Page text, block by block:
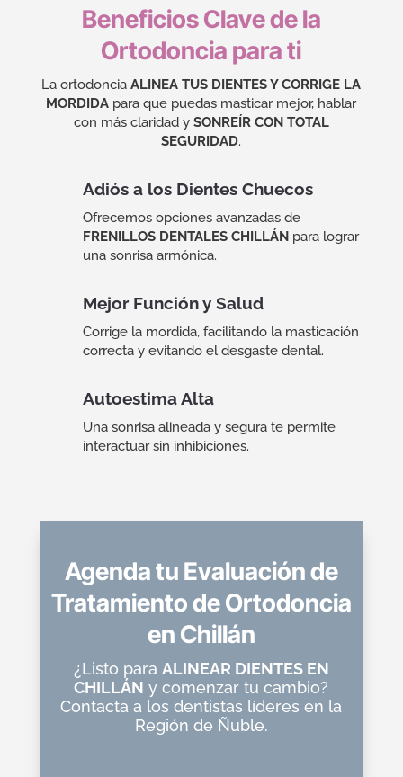
Beneficios Clave de la
Ortodoncia para ti
La ortodonciaALINEA TUS DIENTES Y CORRIGE LA
MORDIDA para que puedas masticar mejor, hablar
con más claridad y SONREÍR CON TOTAL
SEGURIDAD.
Adiós a los Dientes Chuecos
Ofrecemos opciones avanzadas de
FRENILLOS DENTALES CHILLÁNpara lograr
una sonrisa armónica.
Mejor Función y Salud
Corrige la mordida, facilitando la masticación
correcta y evitando el desgaste dental.
Autoestima Alta
Una sonrisa alineada y segura te permite
interactuar sin inhibiciones.
Agenda tu Evaluación de
Tratamiento de Ortodoncia
en Chillán
¿Listo para ALINEAR DIENTES EN
CHILLÁN y comenzar tu cambio?
Contacta a los dentistas líderes en la
Región de Ñuble.